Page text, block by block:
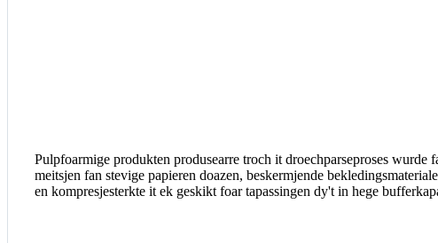
Pulpfoarmige produkten produsearre troch it droechparseproses
meitsjen fan stevige papieren doazen, beskermjende
en kompresjesterkte it ek geskikt foar tapassingen dy't in hege